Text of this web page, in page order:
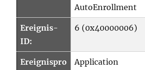
AutoEnrollment
Ereignis-
ID:
6 (0x40000006)
Ereignispro
Application